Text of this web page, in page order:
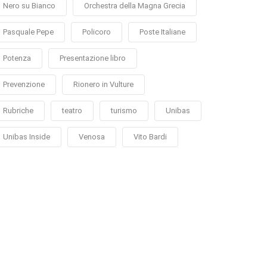
Nero su Bianco Orchestra della Magna Grecia
Pasquale Pepe Policoro Poste Italiane
Potenza Presentazione libro
Prevenzione Rionero in Vulture
Rubriche teatro turismo Unibas
Unibas Inside Venosa Vito Bardi